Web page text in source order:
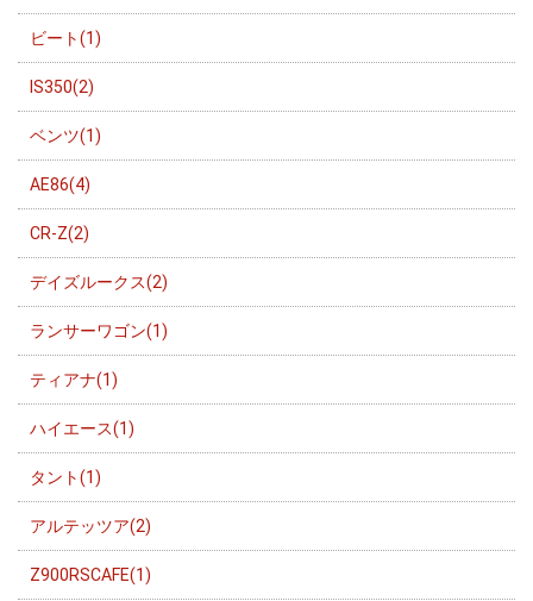
ビート(1)
IS350(2)
ベンツ(1)
AE86(4)
CR-Z(2)
デイズルークス(2)
ランサーワゴン(1)
ティアナ(1)
ハイエース(1)
タント(1)
アルテッツア(2)
Z900RSCAFE(1)